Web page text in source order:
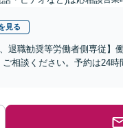
見る
退職勧奨等労働者側専従
相談ください。予約は24